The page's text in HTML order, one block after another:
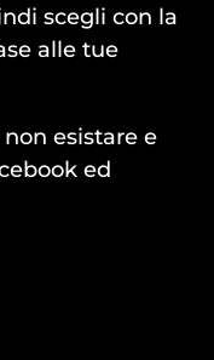
scegli con la
alle tue
esistare e
ed